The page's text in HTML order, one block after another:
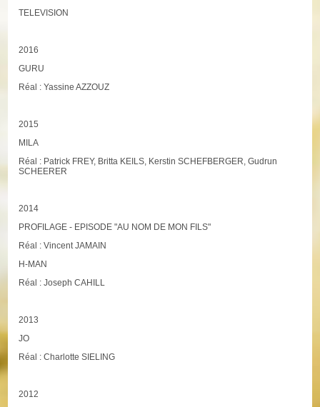
TELEVISION
2016
GURU
Réal : Yassine AZZOUZ
2015
MILA
Réal : Patrick FREY, Britta KEILS, Kerstin SCHEFBERGER, Gudrun
SCHEERER
2014
PROFILAGE - EPISODE "AU NOM DE MON FILS"
Réal : Vincent JAMAIN
H-MAN
Réal : Joseph CAHILL
2013
JO
Réal : Charlotte SIELING
2012